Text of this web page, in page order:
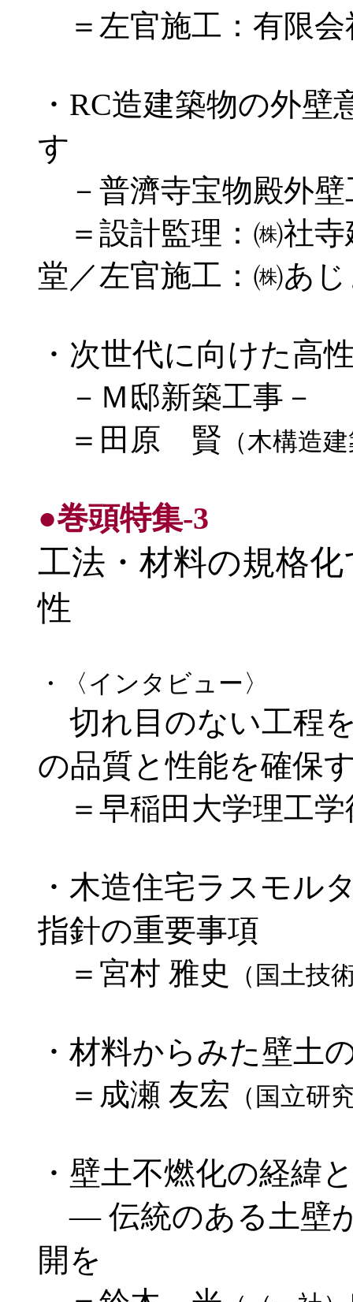
＝左官施工：有限会
・RC造建築物の外
す
－普濟寺宝物殿外壁
＝設計監理：㈱社寺
堂／左官施工：㈱あ
・次世代に向けた高
－Ｍ邸新築工事－
＝田原 賢 （木構造
●巻頭特集-3
工法・材料の規格
性
・〈インタビュー〉
切れ目のない工程
の品質と性能を確保
＝早稲田大学理工
・木造住宅ラスモル
指針の重要事項
＝宮村 雅史 （国土技
・材料からみた壁土
＝成瀬 友宏 （国立研
・壁土不燃化の経緯
― 伝統のある土壁
開を